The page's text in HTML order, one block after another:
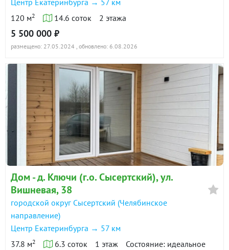
Центр Екатеринбурга → 57 км
120 м2 14.6 соток 2 этажа
5 500 000 ₽
размещено: 27.05.2024 , обновлено: 6.08.2026
Дом - д. Ключи (г.о. Сысертский), ул.
Вишневая, 38
городской округ Сысертский (Челябинское
направление)
Центр Екатеринбурга → 57 км
37.8 м2 6.3 соток 1 этаж Состояние: идеальное